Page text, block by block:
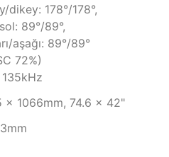
dikey: 178°/178°,
89°/89°,
aşağı: 89°/89°
72%)
x 1066mm, 74.6 x 42"